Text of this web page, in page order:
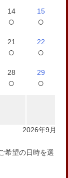
14
○
15
○
21
○
22
○
28
○
29
○
2026年9月
希望の日時を選